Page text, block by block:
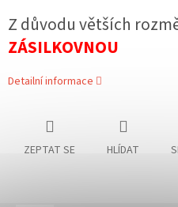
Z důvodu větších
ZÁSILKOVNOU
Detailní informace
ZEPTAT SE HLÍDAT